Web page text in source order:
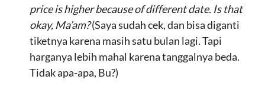
price is higher because of different date. Is that
okay, Ma’am?(Saya sudah cek, dan bisa diganti
tiketnya karena masih satu bulan lagi. Tapi
harganya lebih mahal karena tanggalnya beda.
Tidak apa-apa, Bu?)